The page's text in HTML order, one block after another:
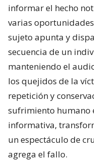
informar el hecho
varias
sujeto apunta y
secuencia de un
manteniendo el
los quejidos de la
repetición y
sufrimiento humano
informativa,
un espectáculo de
agrega el fallo.